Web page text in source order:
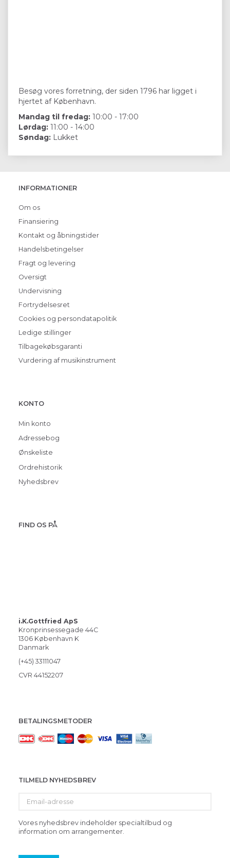
Besøg vores forretning, der siden 1796 har ligget i
hjertet af København.
Mandag til fredag: 10:00 - 17:00
Lørdag: 11:00 - 14:00
Søndag: Lukket
INFORMATIONER
Om os
Finansiering
Kontakt og åbningstider
Handelsbetingelser
Fragt og levering
Oversigt
Undervisning
Fortrydelsesret
Cookies og persondatapolitik
Ledige stillinger
Tilbagekøbsgaranti
Vurdering af musikinstrument
KONTO
Min konto
Adressebog
Ønskeliste
Ordrehistorik
Nyhedsbrev
FIND OS PÅ
i.K.Gottfried ApS
Kronprinsessegade 44C
1306 København K
Danmark
(+45) 33111047
CVR 44152207
BETALINGSMETODER
TILMELD NYHEDSBREV
adresse
Vores nyhedsbrev indeholder specialtilbud og
information om arrangementer.